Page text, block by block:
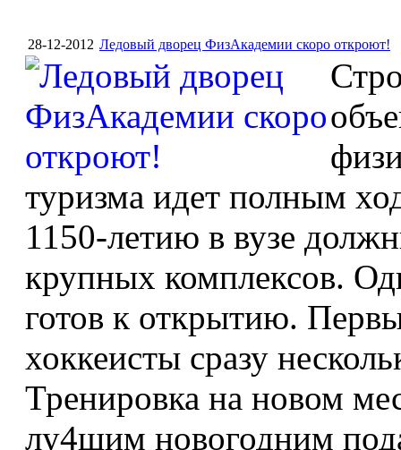
28-12-2012 Ледовый дворец ФизАкадемии скоро откроют!
туризма идет полным
1150-летию в вузе
крупных комплексов.
готов к открытию.
хоккеисты сразу
Тренировка на новом
лу4шим новогодним